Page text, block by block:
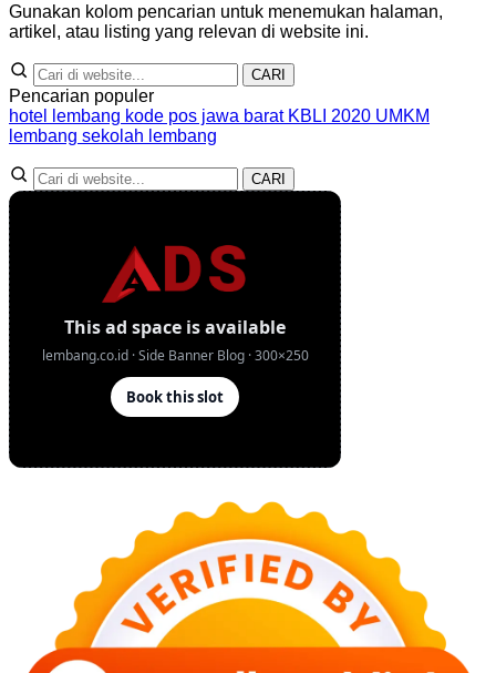
Gunakan kolom pencarian untuk menemukan halaman,
artikel, atau listing yang relevan di website ini.
CARI
Pencarian populer
hotel lembang kode pos jawa barat KBLI 2020 UMKM
lembang sekolah lembang
CARI